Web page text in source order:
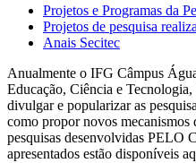
Projetos e Programas da
Projetos de pesquisa
Anais Secitec
Anualmente o IFG Câmpus
Educação, Ciência e
divulgar e popularizar as
como propor novos mecanismos
pesquisas desenvolvidas PELO
apresentados estão disponíveis